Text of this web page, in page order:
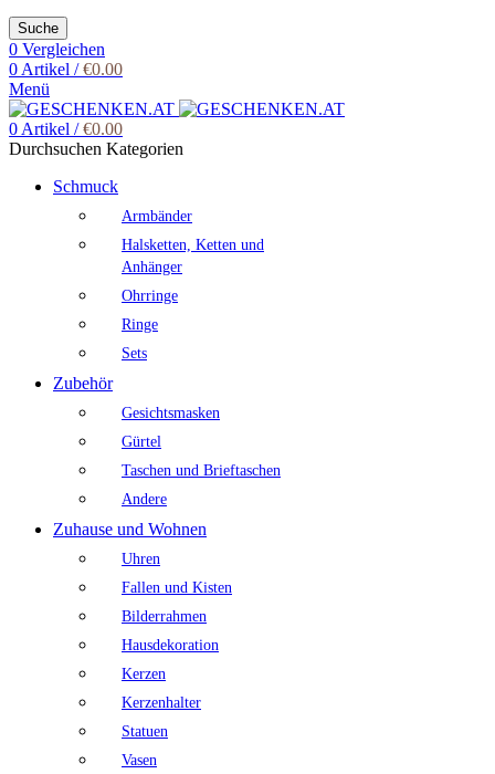
Suche
0 Vergleichen
0Artikel / €0.00
Menü
0Artikel / €0.00
Durchsuchen Kategorien
Schmuck
Armbänder
Halsketten, Ketten und
Anhänger
Ohrringe
Ringe
Sets
Zubehör
Gesichtsmasken
Gürtel
Taschen und Brieftaschen
Andere
Zuhause und Wohnen
Uhren
Fallen und Kisten
Bilderrahmen
Hausdekoration
Kerzen
Kerzenhalter
Statuen
Vasen